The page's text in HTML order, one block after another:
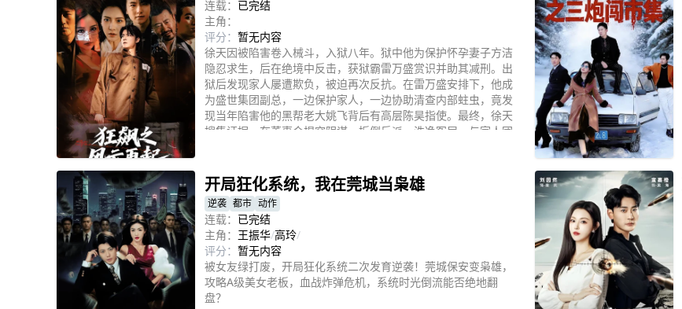
连载： 已完结
主角：
评分： 暂无内容
徐天因被陷害卷入械斗，入狱八年。狱中他为保护怀孕妻子方洁
隐忍求生，后在绝境中反击，获狱霸雷万盛赏识并助其减刑。出
狱后发现家人屡遭欺负，被迫再次反抗。在雷万盛安排下，他成
为盛世集团副总，一边保护家人，一边协助清查内部蛀虫，竟发
现当年陷害他的黑帮老大姚飞背后有高层陈昊指使。最终，徐天
搜集证据，在董事会揭穿阴谋，扳倒反派，洗净冤屈，与家人团
开局狂化系统，我在莞城当枭雄
逆袭 都市 动作
连载： 已完结
主角： 王振华/高玲/
评分： 暂无内容
被女友绿打废，开局狂化系统二次发育逆袭！莞城保安变枭雄，
攻略A级美女老板，血战炸弹危机，系统时光倒流能否绝地翻
盘？